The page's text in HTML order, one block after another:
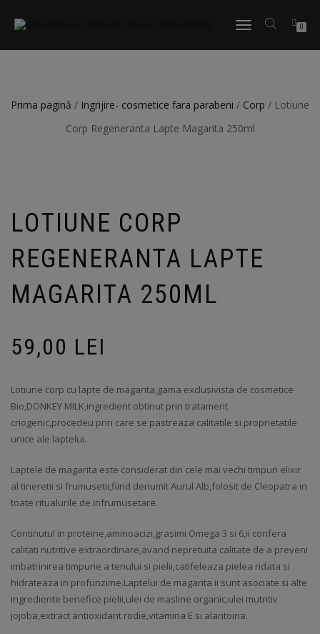
TOGGLE
0
Prima pagină / Ingrijire- cosmetice fara parabeni / Corp / Lotiune
Corp Regeneranta Lapte Magarita 250ml
LOTIUNE CORP
REGENERANTA LAPTE
MAGARITA 250ML
59,00 LEI
Lotiune corp cu lapte de magarita,gama exclusivista de cosmetice
Bio,DONKEY MILK,ingredient obtinut prin tratament
criogenic,procedeu prin care se pastreaza calitatile si proprietatile
unice ale laptelui.
Laptele de magarita este considerat din cele mai vechi timpuri elixir
al tineretii si frumusetii,fiind denumit Aurul Alb,folosit de Cleopatra in
toate ritualurile de infrumusetare.
Continutul in proteine,aminoacizi,grasimi Omega 3 si 6,ii confera
calitati nutritive extraordinare,avand nepretuita calitate de a preveni
imbatrinirea timpurie a tenului si pielii,catifeleaza pielea ridata si
hidrateaza in profunzime.Laptelui de magarita ii sunt asociate si alte
ingrediente benefice pielii,ulei de masline organic,ulei mutritiv
jojoba,extract antioxidant rodie,vitamina E si alantoina.